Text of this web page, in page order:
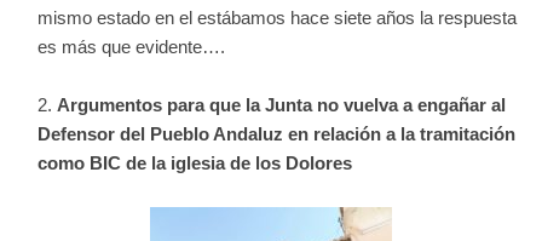
mismo estado en el estábamos hace siete años la respuesta
es más que evidente….
Argumentos para que la Junta no vuelva a engañar al
Defensor del Pueblo Andaluz en relación a la tramitación
como BIC de la iglesia de los Dolores